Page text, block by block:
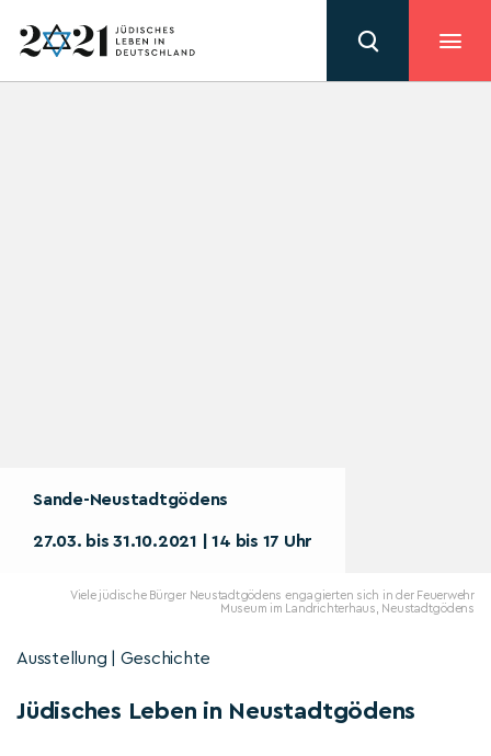
Sande-Neustadtgödens
27.03. bis 31.10.2021 | 14 bis 17 Uhr
Viele jüdische Bürger Neustadtgödens engagierten sich in der Feuerwehr
Museum im Landrichterhaus, Neustadtgödens
Ausstellung | Geschichte
Jüdisches Leben in Neustadtgödens